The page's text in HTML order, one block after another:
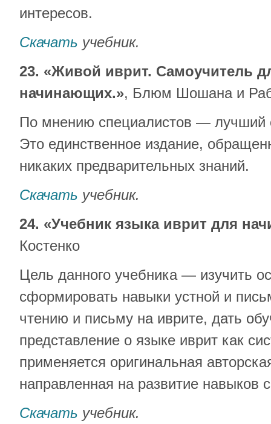
интересов.
Скачать учебник.
23. «Живой иврит. Самоучитель
начинающих.», Блюм Шошана и
По мнению специалистов — лучший
Это единственное издание,
никаких предварительных знаний.
Скачать учебник.
24. «Учебник языка иврит для
Костенко
Цель данного учебника — изучить
сформировать навыки устной и
чтению и письму на иврите, дать
представление о языке иврит как
применяется оригинальная
направленная на развитие навыков
Скачать учебник.